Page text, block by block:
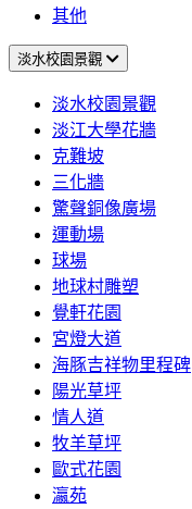
其他
淡水校園景觀
淡水校園景觀
淡江大學花牆
克難坡
三化牆
驚聲銅像廣場
運動場
球場
地球村雕塑
覺軒花園
宮燈大道
海豚吉祥物里程碑
陽光草坪
情人道
牧羊草坪
歐式花園
瀛苑